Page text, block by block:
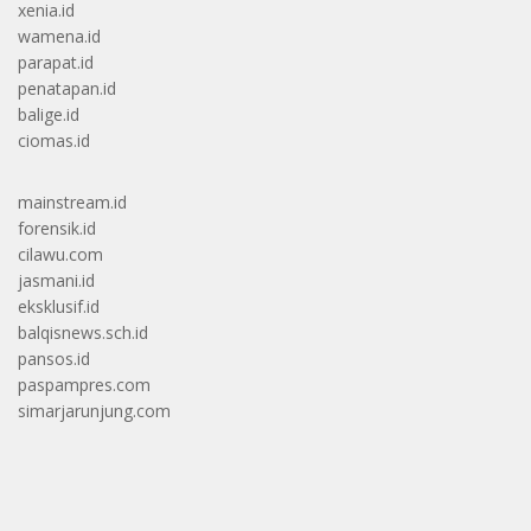
xenia.id
wamena.id
parapat.id
penatapan.id
balige.id
ciomas.id
mainstream.id
forensik.id
cilawu.com
jasmani.id
eksklusif.id
balqisnews.sch.id
pansos.id
paspampres.com
simarjarunjung.com